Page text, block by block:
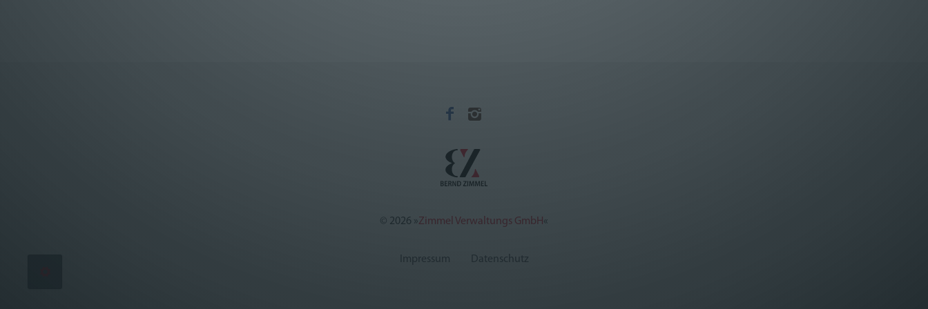
© 2026 »Zimmel Verwaltungs GmbH«
Impressum Datenschutz